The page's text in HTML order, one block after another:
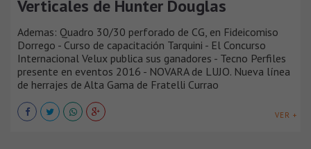
Verticales de Hunter Douglas
Ademas: Quadro 30/30 perforado de CG, en Fideicomiso
Dorrego - Curso de capacitación Tarquini - El Concurso
Internacional Velux publica sus ganadores - Tecno Perfiles
presente en eventos 2016 - NOVARA de LUJO. Nueva línea
de herrajes de Alta Gama de Fratelli Currao
VER +